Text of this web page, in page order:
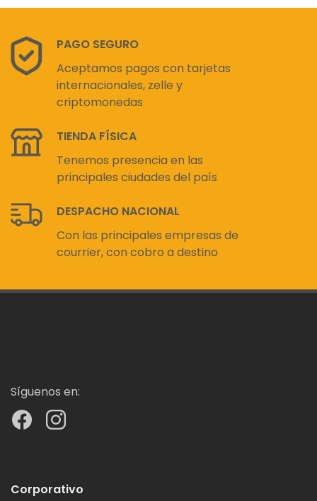
PAGO SEGURO
Aceptamos pagos con tarjetas
internacionales, zelle y
criptomonedas
TIENDA FÍSICA
Tenemos presencia en las
principales ciudades del país
DESPACHO NACIONAL
Con las principales empresas de
courrier, con cobro a destino
Síguenos en:
Corporativo